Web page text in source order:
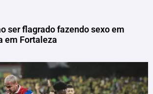
ser flagrado fazendo sexo em
em Fortaleza